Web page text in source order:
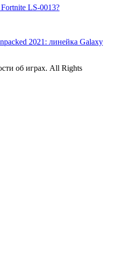
LS-0013?
2021: линейка Galaxy
об играх. All Rights